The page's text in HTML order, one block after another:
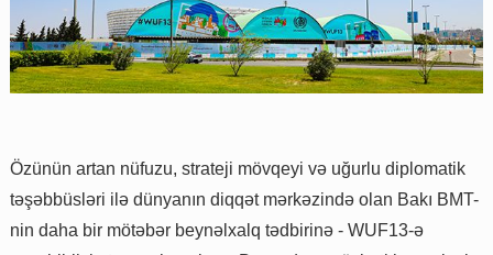
Özünün artan nüfuzu, strateji mövqeyi və uğurlu diplomatik
təşəbbüsləri ilə dünyanın diqqət mərkəzində olan Bakı BMT-
nin daha bir mötəbər beynəlxalq tədbirinə - WUF13-ə